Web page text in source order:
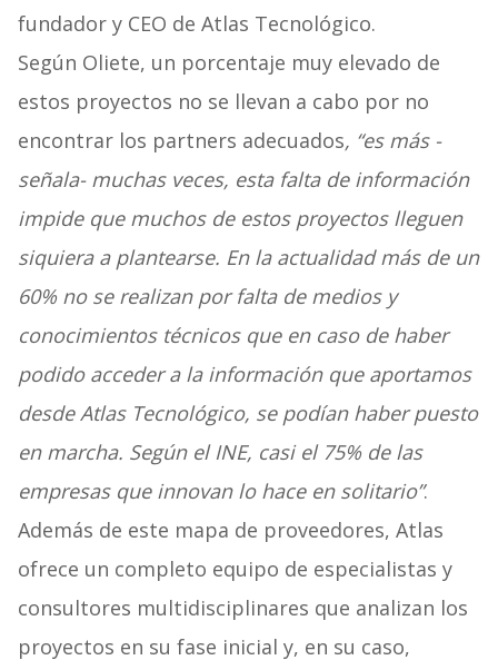
fundador y CEO de Atlas Tecnológico.
Según Oliete, un porcentaje muy elevado de
estos proyectos no se llevan a cabo por no
encontrar los partners adecuados, “es más -
señala- muchas veces, esta falta de información
impide que muchos de estos proyectos lleguen
siquiera a plantearse. En la actualidad más de un
60% no se realizan por falta de medios y
conocimientos técnicos que en caso de haber
podido acceder a la información que aportamos
desde Atlas Tecnológico, se podían haber puesto
en marcha. Según el INE, casi el 75% de las
empresas que innovan lo hace en solitario”.
Además de este mapa de proveedores, Atlas
ofrece un completo equipo de especialistas y
consultores multidisciplinares que analizan los
proyectos en su fase inicial y, en su caso,